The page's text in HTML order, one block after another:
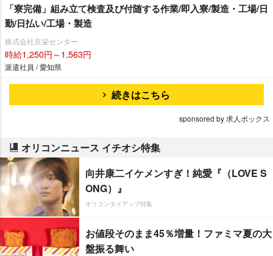
「寮完備」組み立て検査及び付随する作業/即入寮/製造・工場/日
勤/日払い/工場・製造
株式会社京栄センター
時給1,250円～1,563円
派遣社員 / 愛知県
続きはこちら
sponsored by 求人ボックス
オリコンニュース イチオシ特集
向井康二イケメンすぎ！純愛『（LOVE S
ONG）』
オリコンタイアップ特集
お値段そのまま45％増量！ファミマ夏の大
盤振る舞い